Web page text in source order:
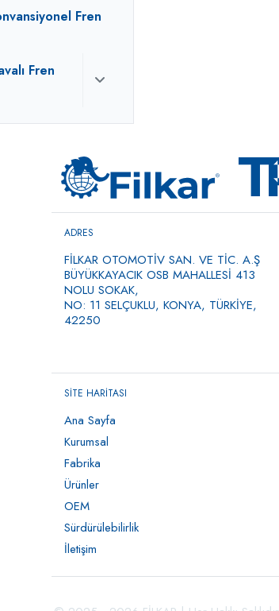
Fren
Fren
ADRES
FİLKAR OTOMOTİV SAN. VE TİC. A.Ş
BÜYÜKKAYACIK OSB MAHALLESİ 413
NOLU SOKAK,
NO: 11 SELÇUKLU, KONYA, TÜRKİYE,
42250
SİTE HARİTASI
Ana Sayfa
Kurumsal
Fabrika
Ürünler
OEM
Sürdürülebilirlik
İletişim